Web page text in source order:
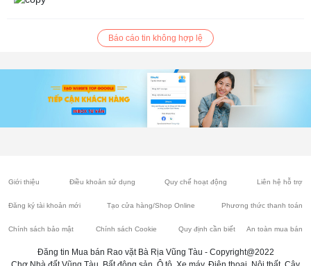
Báo cáo tin không hợp lệ
Giới thiệu Điều khoản sử dụng Quy chế hoạt động Liên hệ hỗ trợ
Đăng ký tài khoản mới Tạo cửa hàng/Shop Online Phương thức thanh toán
Chính sách bảo mật Chính sách Cookie Quy định cần biết An toàn mua bán
Đăng tin Mua bán Rao vặt Bà Rịa Vũng Tàu - Copyright@2022